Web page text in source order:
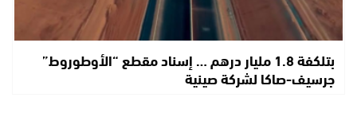
بتلكفة 1.8 مليار درهم … إسناد مقطع “الأوطوروط”
جرسيف-صاكا لشركة صينية